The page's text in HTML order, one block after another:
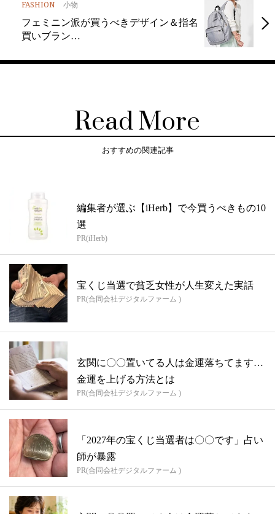
FASHION 小物
フェミニン派が買うべきデザイン＆指名
買いブラン…
Read More
おすすめの関連記事
編集者が選ぶ【iHerb】で今買うべきもの10
選
PR(iHerb)
宝くじ当選で貧乏女性が人生変えた実話
PR(合同会社デジタルファーム )
玄関に〇〇置いてる人は金運落ちてます…
金運を上げる方法とは
PR(合同会社デジタルファーム )
「2027年の宝くじ当選者は〇〇です」占い
師が暴露
PR(合同会社デジタルファーム )